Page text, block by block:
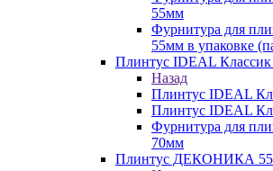
55мм
Фурнитура для
55мм в упаковке
Плинтус IDEAL
Назад
Плинтус IDEAL
Плинтус IDEAL
Фурнитура для
70мм
Плинтус ДЕКОНИКА